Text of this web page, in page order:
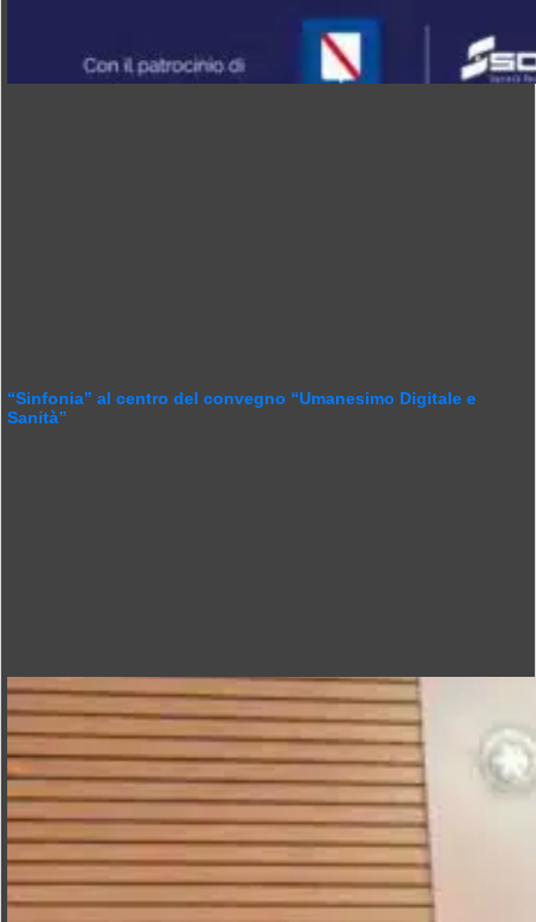
“Sinfonia” al centro del convegno “Umanesimo Digitale e
Sanità”